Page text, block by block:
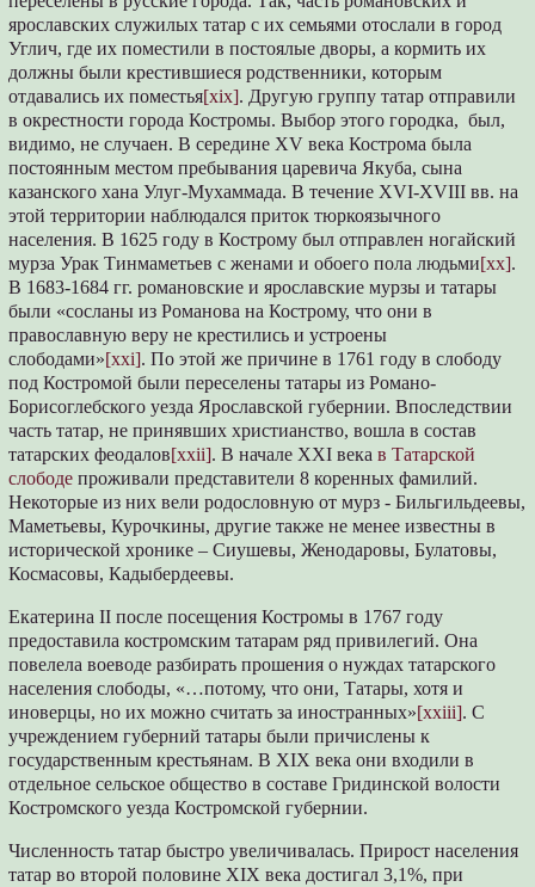
ярославских служилых татар с их семьями отослали в город
Углич, где их поместили в постоялые дворы, а кормить их
должны были крестившиеся родственники, которым
отдавались их поместья[xix]. Другую группу татар отправили
в окрестности города Костромы. Выбор этого городка, был,
видимо, не случаен. В середине XV века Кострома была
постоянным местом пребывания царевича Якуба, сына
казанского хана Улуг-Мухаммада. В течение XVI-XVIII вв. на
этой территории наблюдался приток тюркоязычного
населения. В 1625 году в Кострому был отправлен ногайский
мурза Урак Тинмаметьев с женами и обоего пола людьми[xx].
В 1683-1684 гг. романовские и ярославские мурзы и татары
были «сосланы из Романова на Кострому, что они в
православную веру не крестились и устроены
слободами»[xxi]. По этой же причине в 1761 году в слободу
под Костромой были переселены татары из Романо-
Борисоглебского уезда Ярославской губернии. Впоследствии
часть татар, не принявших христианство, вошла в состав
татарских феодалов[xxii]. В начале XXI векав Татарской
слободе проживали представители 8 коренных фамилий.
Некоторые из них вели родословную от мурз - Бильгильдеевы,
Маметьевы, Курочкины, другие также не менее известны в
исторической хронике – Сиушевы, Женодаровы, Булатовы,
Космасовы, Кадыбердеевы.
Екатерина II после посещения Костромы в 1767 году
предоставила костромским татарам ряд привилегий. Она
повелела воеводе разбирать прошения о нуждах татарского
населения слободы, «…потому, что они, Татары, хотя и
иноверцы, но их можно считать за иностранных»[xxiii]. С
учреждением губерний татары были причислены к
государственным крестьянам. В XIX века они входили в
отдельное сельское общество в составе Гридинской волости
Костромского уезда Костромской губернии.
Численность татар быстро увеличивалась. Прирост населения
татар во второй половине XIX века достигал 3,1%, при